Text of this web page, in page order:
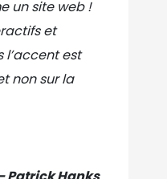
un site web !
et
l’accent est
non sur la